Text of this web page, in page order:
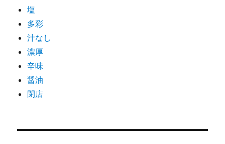
塩
多彩
汁なし
濃厚
辛味
醤油
閉店